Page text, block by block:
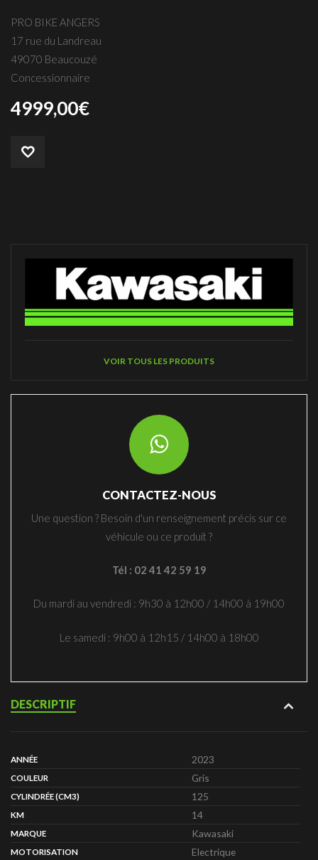
PRO BIKE ANGERS
17 rue du Landreau
49070 Beaucouzé
Concessionnaire
4999,00€
VOIR TOUS LES PRODUITS
CONTACTEZ-NOUS
Une question ? Besoin d'un renseignement précis sur ce
véhicule ou ce produit ?
Tél : 02 41 42 59 19
Du mardi au vendredi : 9h30 à 12h00 / 14h00 à 19h00
Le samedi : 9h00 à 12h15 / 14h00 à 18h00
DESCRIPTIF
ANNÉE 2023
COULEUR Gris
CYLINDRÉE (CM3) 125
KM 14
MARQUE Kawasaki
MOTORISATION Electrique